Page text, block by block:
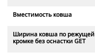
Вместимость ковша
Ширина ковша по режущей
кромке без оснастки GET